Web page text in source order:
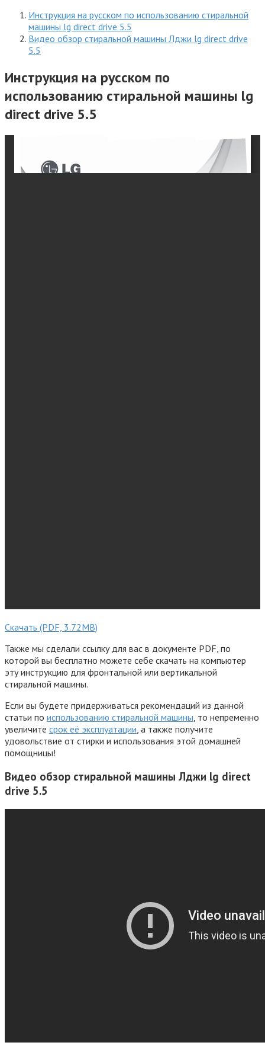
Инструкция на русском по использованию стиральной
машины lg direct drive 5.5
Видео обзор стиральной машины Лджи lg direct drive
5.5
Инструкция на русском по
использованию стиральной машины lg
direct drive 5.5
Скачать (PDF, 3.72MB)
Также мы сделали ссылку для вас в документе PDF, по
которой вы бесплатно можете себе скачать на компьютер
эту инструкцию для фронтальной или вертикальной
стиральной машины.
Если вы будете придерживаться рекомендаций из данной
статьи по использованию стиральной машины , то непременно
увеличите срок её эксплуатации , а также получите
удовольствие от стирки и использования этой домашней
помощницы!
Видео обзор стиральной машины Лджи lg direct
drive 5.5